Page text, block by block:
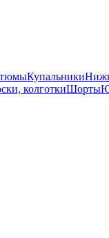
Купальники
колготкиШорты